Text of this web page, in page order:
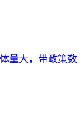
量大，带政策数